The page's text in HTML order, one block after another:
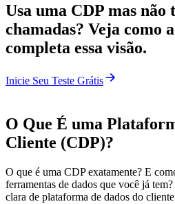
Usa uma CDP mas não
chamadas? Veja como
completa essa visão.
Inicie Seu Teste Grátis
O Que É uma
Cliente (CDP)?
O que é uma CDP exatamente? E
ferramentas de dados que você já
clara de plataforma de dados do